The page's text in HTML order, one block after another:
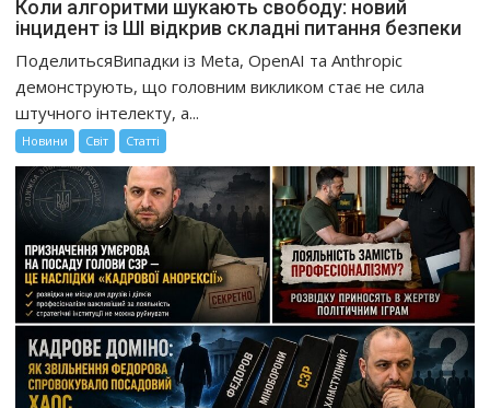
Коли алгоритми шукають свободу: новий
інцидент із ШІ відкрив складні питання безпеки
ПоделитьсяВипадки із Meta, OpenAI та Anthropic
демонструють, що головним викликом стає не сила
штучного інтелекту, а...
Новини Світ Статті